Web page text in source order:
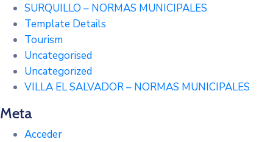
SURQUILLO – NORMAS MUNICIPALES
Template Details
Tourism
Uncategorised
Uncategorized
VILLA EL SALVADOR – NORMAS MUNICIPALES
Meta
Acceder